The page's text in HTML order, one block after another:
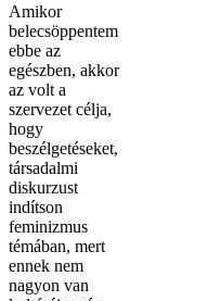
Amikor
belecsöppentem
ebbe az
egészben, akkor
az volt a
szervezet célja,
hogy
beszélgetéseket,
társadalmi
diskurzust
indítson
feminizmus
témában, mert
ennek nem
nagyon van